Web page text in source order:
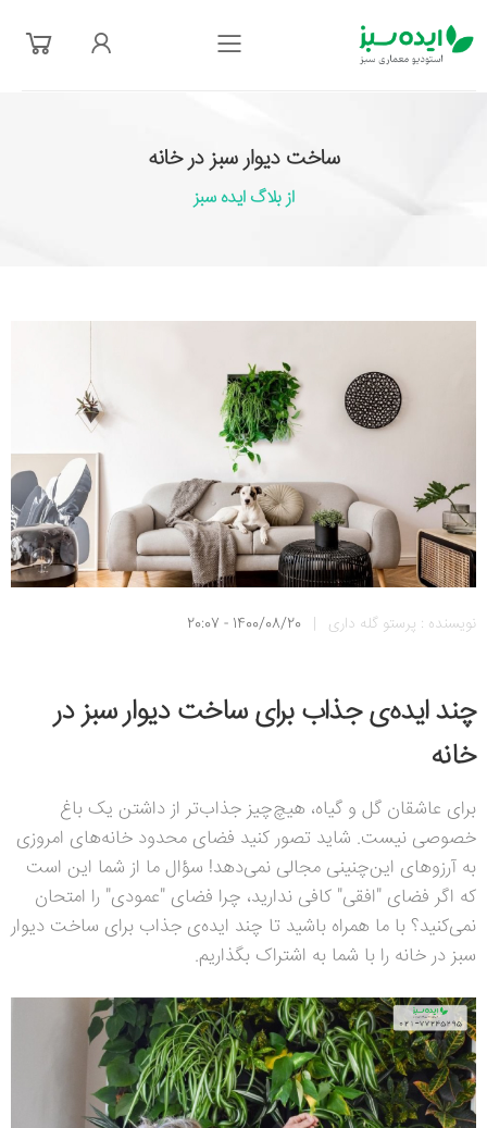
فهرست
ساخت دیوار سبز در خانه
از بلاگ ایده سبز
نویسنده : پرستو گله داری |
1400/08/20 - 20:07
چند ایدهی جذاب برای ساخت دیوار سبز در
خانه
برای عاشقان گل و گیاه، هیچ‌چیز جذاب‌تر از داشتن یک باغ
خصوصی نیست. شاید تصور کنید فضای محدود خانه‌های امروزی
به آرزوهای این‌چنینی مجالی نمی‌دهد! سؤال ما از شما این است
که اگر فضای "افقی" کافی ندارید، چرا فضای "عمودی" را امتحان
نمی‌کنید؟ با ما همراه باشید تا چند ایده‌ی جذاب برای ساخت دیوار
سبز در خانه را با شما به اشتراک بگذاریم.‌